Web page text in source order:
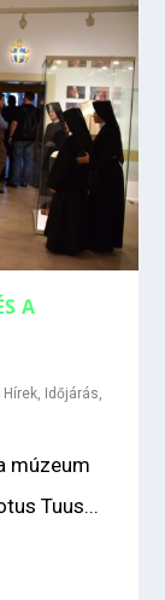
A
Hírek, Időjárás,
múzeum
Tuus...